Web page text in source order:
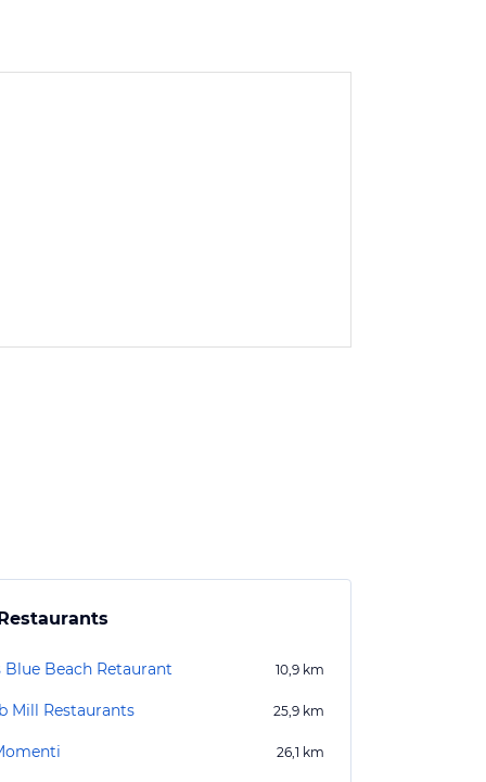
Blue Beach Retaurant 10,9 km
Mill Restaurants 25,9 km
26,1 km